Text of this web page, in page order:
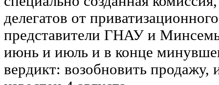
делегатов от
представители ГНАУ и
июнь и июль и в конце
вердикт: возобновить продажу,